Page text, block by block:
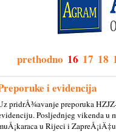
prethodno 16 17 18
i evidencija
pridrÅ¾avanje preporuka
Posljednjeg vikenda u
u Rijeci i